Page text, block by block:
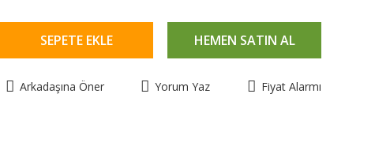
SEPETE EKLE HEMEN SATIN AL
Arkadaşına Öner Yorum Yaz Fiyat Alarmı